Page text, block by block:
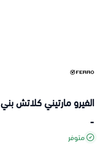
الفيرو مارتيني كلاتش بني
-
متوفر